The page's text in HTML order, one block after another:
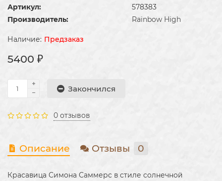
Артикул:
578383
Производитель:
Rainbow High
Предзаказ
5400 ₽
Закончился
0 отзывов
Описание Отзывы 0
Красавица Симона Саммерс в стиле солнечной